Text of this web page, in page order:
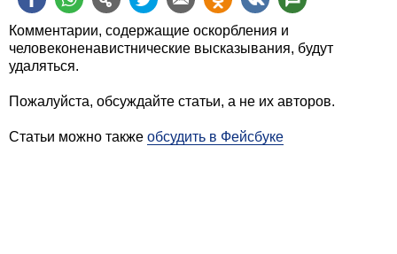
Комментарии, содержащие оскорбления и
человеконенавистнические высказывания, будут
удаляться.
Пожалуйста, обсуждайте статьи, а не их авторов.
Статьи можно также обсудить в Фейсбуке